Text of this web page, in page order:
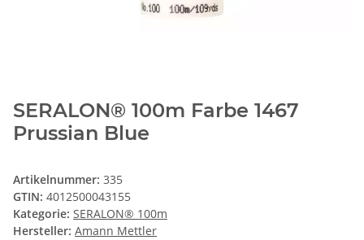
SERALON® 100m Farbe 1467
Prussian Blue
Artikelnummer: 335
GTIN: 4012500043155
Kategorie: SERALON® 100m
Hersteller: Amann Mettler